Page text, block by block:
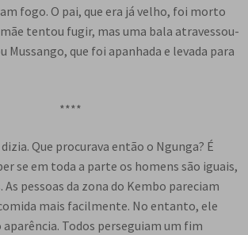
fogo. O pai, que era já velho, foi morto
tentou fugir, mas uma bala atravessou-
Mussango, que foi apanhada e levada para
****
Que procurava então o Ngunga? É
se em toda a parte os homens são iguais,
As pessoas da zona do Kembo pareciam
mais facilmente. No entanto, ele
aparência. Todos perseguiam um fim